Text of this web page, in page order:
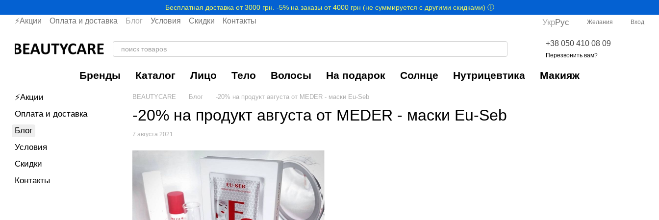
Бесплатная доставка от 3000 грн. -5% на заказы от 4000 грн (не суммируется с другими скидками) ⓘ
⚡Акции Оплата и доставка Блог Условия Скидки Контакты УкрРус Желания Вход
+38 050 410 08 09
Перезвонить вам?
Бренды Каталог Лицо Тело Волосы На подарок Солнце Нутрицевтика Макияж
BEAUTYCARE Блог -20% на продукт августа от MEDER - маски Eu-Seb
-20% на продукт августа от MEDER - маски Eu-Seb
7 августа 2021
⚡Акции
Оплата и доставка
Блог
Условия
Скидки
Контакты